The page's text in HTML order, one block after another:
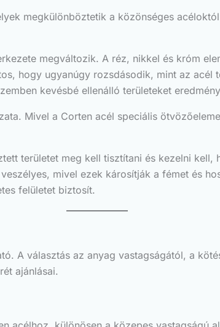
megkülönböztetik a közönséges
megváltozik. A réz, nikkel és króm
hogy ugyanúgy rozsdásodik, mint az
kevésbé ellenálló területeket
Mivel a Corten acél speciális
területet meg kell tisztítani és kezelni
mivel ezek károsítják a fémet és
felületet biztosít.
A választás az anyag vastagságától, a
ajánlásai.